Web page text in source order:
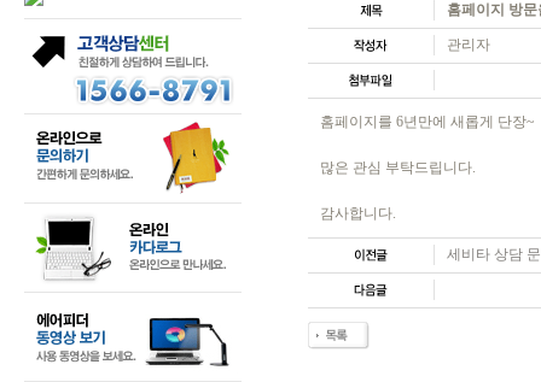
홈페이지 방
관리자
홈페이지를 6년만에 새롭게 단장~
많은 관심 부탁드립니다.
감사합니다.
세비타 상담